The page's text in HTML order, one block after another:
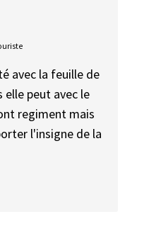
avec la feuille de
elle peut avec le
regiment mais
l'insigne de la